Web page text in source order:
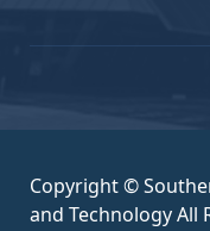
Copyright ©
and Technology All